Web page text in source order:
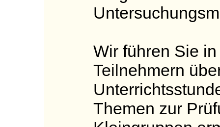
Wir führen Sie
Teilnehmern
Themen zur